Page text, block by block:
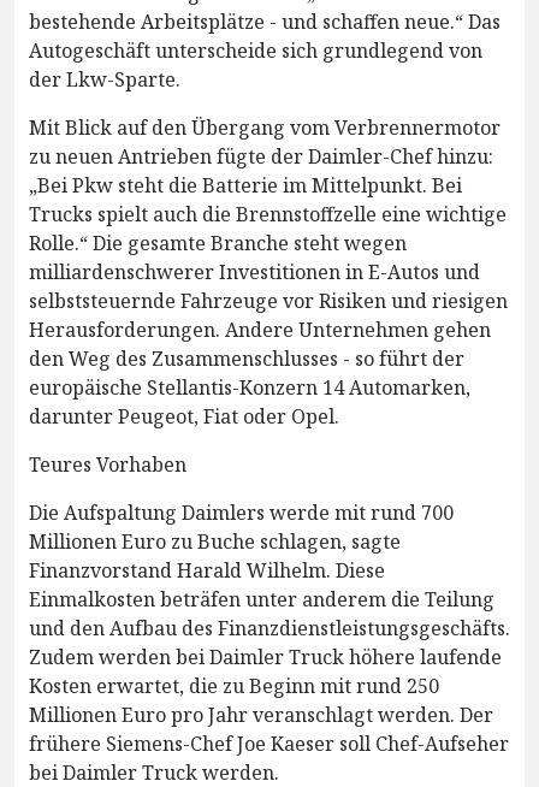
bestehende Arbeitsplätze - und schaffen neue.“ Das
Autogeschäft unterscheide sich grundlegend von
der Lkw-Sparte.
Mit Blick auf den Übergang vom Verbrennermotor
zu neuen Antrieben fügte der Daimler-Chef hinzu:
„Bei Pkw steht die Batterie im Mittelpunkt. Bei
Trucks spielt auch die Brennstoffzelle eine wichtige
Rolle.“ Die gesamte Branche steht wegen
milliardenschwerer Investitionen in E-Autos und
selbststeuernde Fahrzeuge vor Risiken und riesigen
Herausforderungen. Andere Unternehmen gehen
den Weg des Zusammenschlusses - so führt der
europäische Stellantis-Konzern 14 Automarken,
darunter Peugeot, Fiat oder Opel.
Teures Vorhaben
Die Aufspaltung Daimlers werde mit rund 700
Millionen Euro zu Buche schlagen, sagte
Finanzvorstand Harald Wilhelm. Diese
Einmalkosten beträfen unter anderem die Teilung
und den Aufbau des Finanzdienstleistungsgeschäfts.
Zudem werden bei Daimler Truck höhere laufende
Kosten erwartet, die zu Beginn mit rund 250
Millionen Euro pro Jahr veranschlagt werden. Der
frühere Siemens-Chef Joe Kaeser soll Chef-Aufseher
bei Daimler Truck werden.